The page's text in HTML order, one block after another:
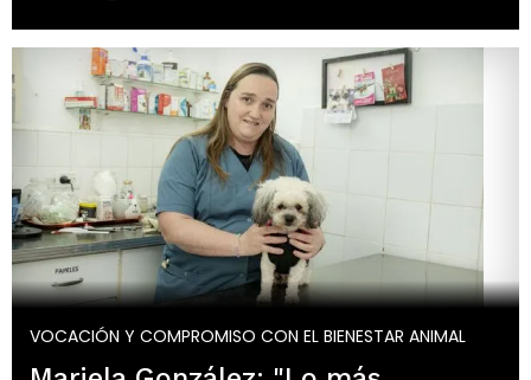
VOCACIÓN Y COMPROMISO CON EL BIENESTAR ANIMAL